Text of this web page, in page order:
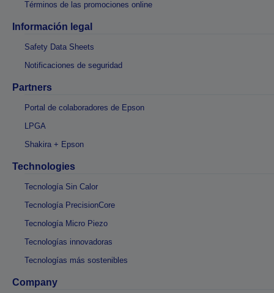
Términos de las promociones online
Información legal
Safety Data Sheets
Notificaciones de seguridad
Partners
Portal de colaboradores de Epson
LPGA
Shakira + Epson
Technologies
Tecnología Sin Calor
Tecnología PrecisionCore
Tecnología Micro Piezo
Tecnologías innovadoras
Tecnologías más sostenibles
Company